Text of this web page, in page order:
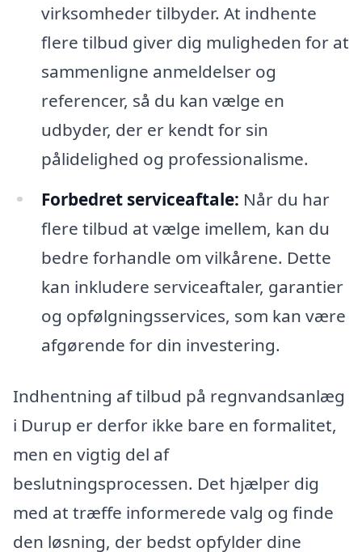
virksomheder tilbyder. At indhente
flere tilbud giver dig muligheden for at
sammenligne anmeldelser og
referencer, så du kan vælge en
udbyder, der er kendt for sin
pålidelighed og professionalisme.
Forbedret serviceaftale: Når du har
flere tilbud at vælge imellem, kan du
bedre forhandle om vilkårene. Dette
kan inkludere serviceaftaler, garantier
og opfølgningsservices, som kan være
afgørende for din investering.
Indhentning af tilbud på regnvandsanlæg
i Durup er derfor ikke bare en formalitet,
men en vigtig del af
beslutningsprocessen. Det hjælper dig
med at træffe informerede valg og finde
den løsning, der bedst opfylder dine